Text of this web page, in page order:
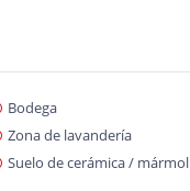
Bodega
Zona de lavandería
Suelo de cerámica / mármol